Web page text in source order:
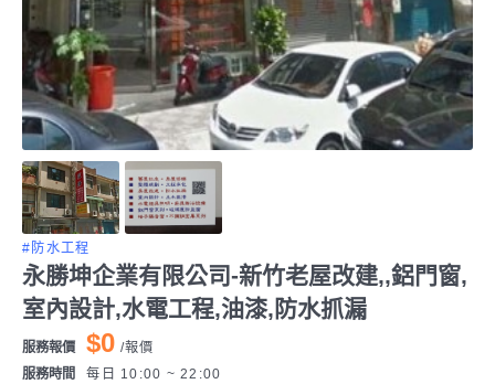
#防水工程
永勝坤企業有限公司-新竹老屋改建,,鋁門窗,
室內設計,水電工程,油漆,防水抓漏
服務報價 $0 /報價
服務時間
每日 10:00 ~ 22:00